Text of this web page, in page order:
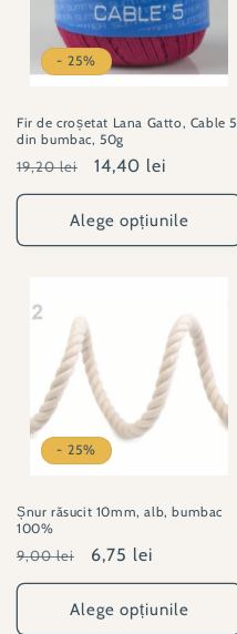
- 25%
Fir de croșetat Lana Gatto, Cable 5
din bumbac, 50g
Preț
obișnuit
19,20 lei
Preț
redus
14,40 lei
Alege opțiunile
- 25%
Șnur răsucit 10mm, alb, bumbac
100%
Preț
obișnuit
9,00 lei
Preț
redus
6,75 lei
Alege opțiunile